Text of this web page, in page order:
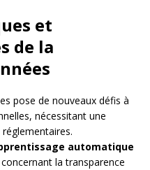
et
de la
pose de nouveaux défis à
nécessitant une
automatique
la transparence